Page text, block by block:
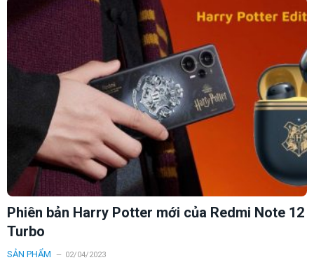
Phiên bản Harry Potter mới của Redmi Note 12
Turbo
SẢN PHẨM 02/04/2023